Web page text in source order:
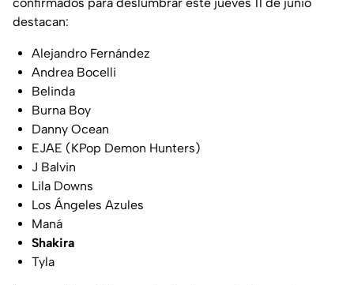
confirmados para deslumbrar este jueves 11 de junio
destacan:
Alejandro Fernández
Andrea Bocelli
Belinda
Burna Boy
Danny Ocean
EJAE (KPop Demon Hunters)
J Balvin
Lila Downs
Los Ángeles Azules
Maná
Shakira
Tyla